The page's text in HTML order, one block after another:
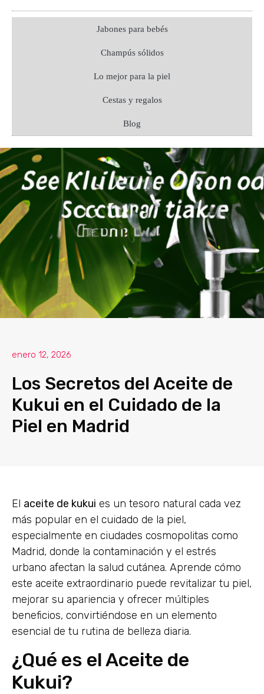
Jabones para bebés
Champús sólidos
Lo mejor para la piel
Cestas y regalos
Blog
enero 12, 2026
Los Secretos del Aceite de
Kukui en el Cuidado de la
Piel en Madrid
El aceite de kukui es un tesoro natural cada vez
más popular en el cuidado de la piel,
especialmente en ciudades cosmopolitas como
Madrid, donde la contaminación y el estrés
urbano afectan la salud cutánea. Aprende cómo
este aceite extraordinario puede revitalizar tu piel,
mejorar su apariencia y ofrecer múltiples
beneficios, convirtiéndose en un elemento
esencial de tu rutina de belleza diaria.
¿Qué es el Aceite de
Kukui?